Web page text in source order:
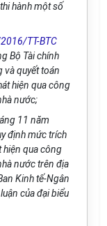
hành một số
TT-BTC
Bộ Tài chính
và quyết toán
hiện qua công
nước;
11 năm
định mức trích
hiện qua công
nước trên địa
Kinh tế-Ngân
của đại biểu